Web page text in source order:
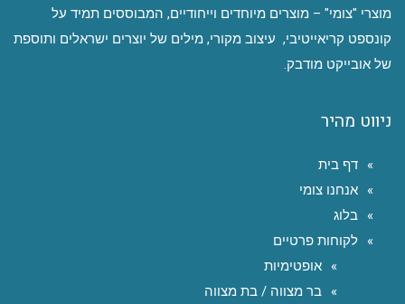
מוצרי "צומי" – מוצרים מיוחדים וייחודיים, המבוססים תמיד על
קונספט קריאייטיבי, עיצוב מקורי, מילים של יוצרים ישראלים ותוספת
של אובייקט מודבק.
ניווט מהיר
דף בית
אנחנו צומי
בלוג
לקוחות פרטיים
אופטימיות
בר מצווה / בת מצווה